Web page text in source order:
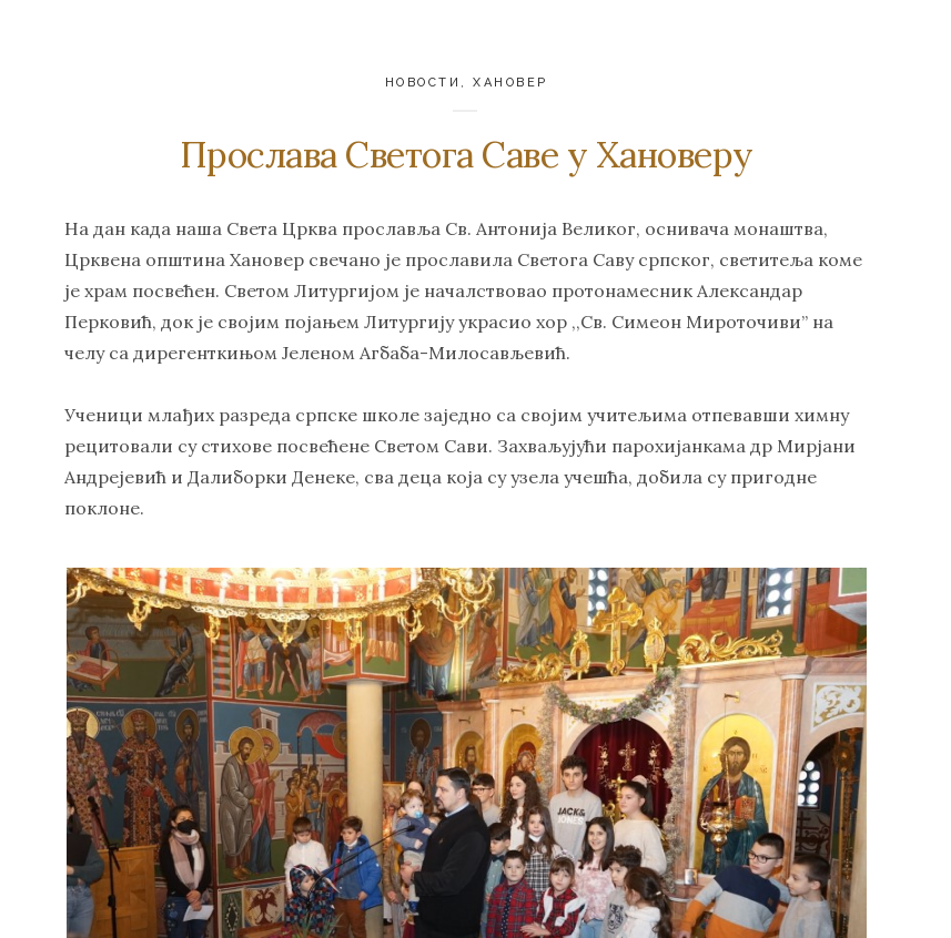
НОВОСТИ ,ХАНОВЕР
Прослава Светога Саве у Хановеру
На дан када наша Света Црква прославља Св. Антонија Великог, оснивача монаштва,
Црквена општина Хановер свечано је прославила Светога Саву српског, светитеља коме
је храм посвећен. Светом Литургијом је началствовао протонамесник Александар
Перковић, док је својим појањем Литургију украсио хор ,,Св. Симеон Мироточиви” на
челу са дирегенткињом Јеленом Агбаба-Милосављевић.
Ученици млађих разреда српске школе заједно са својим учитељима отпевавши химну
рецитовали су стихове посвећене Светом Сави. Захваљујући парохијанкама др Мирјани
Андрејевић и Далиборки Денеке, сва деца која су узела учешћа, добила су пригодне
поклоне.